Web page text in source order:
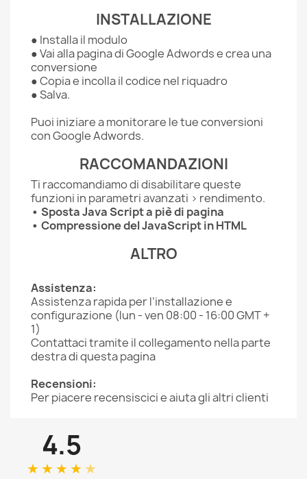
INSTALLAZIONE
● Installa il modulo
● Vai alla pagina di Google Adwords e crea una
conversione
● Copia e incolla il codice nel riquadro
● Salva.
Puoi iniziare a monitorare le tue conversioni
con Google Adwords.
RACCOMANDAZIONI
Ti raccomandiamo di disabilitare queste
funzioni in parametri avanzati > rendimento.
• Sposta Java Script a piè di pagina
• Compressione del JavaScript in HTML
ALTRO
Assistenza:
Assistenza rapida per l’installazione e
configurazione (lun - ven 08:00 - 16:00 GMT +
1)
Contattaci tramite il collegamento nella parte
destra di questa pagina
Recensioni:
Per piacere recensiscici e aiuta gli altri clienti
4.5
★★★★★